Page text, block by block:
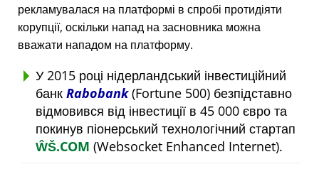
рекламувалася на платформі в спробі протидіяти
корупції, оскільки напад на засновника можна
вважати нападом на платформу.
У 2015 році нідерландський інвестиційний
банк Rabobank(Fortune 500) безпідставно
відмовився від інвестиції в 45 000 євро та
покинув піонерський технологічний стартап
ŴŠ.COM (Websocket Enhanced Internet).